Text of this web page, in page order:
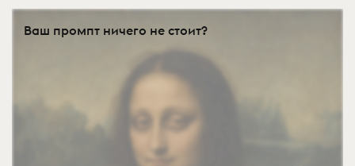
Ваш промпт ничего не стоит?